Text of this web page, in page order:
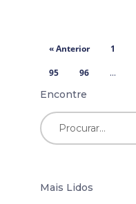
« Anterior 1
95 96 …
Encontre
Mais Lidos